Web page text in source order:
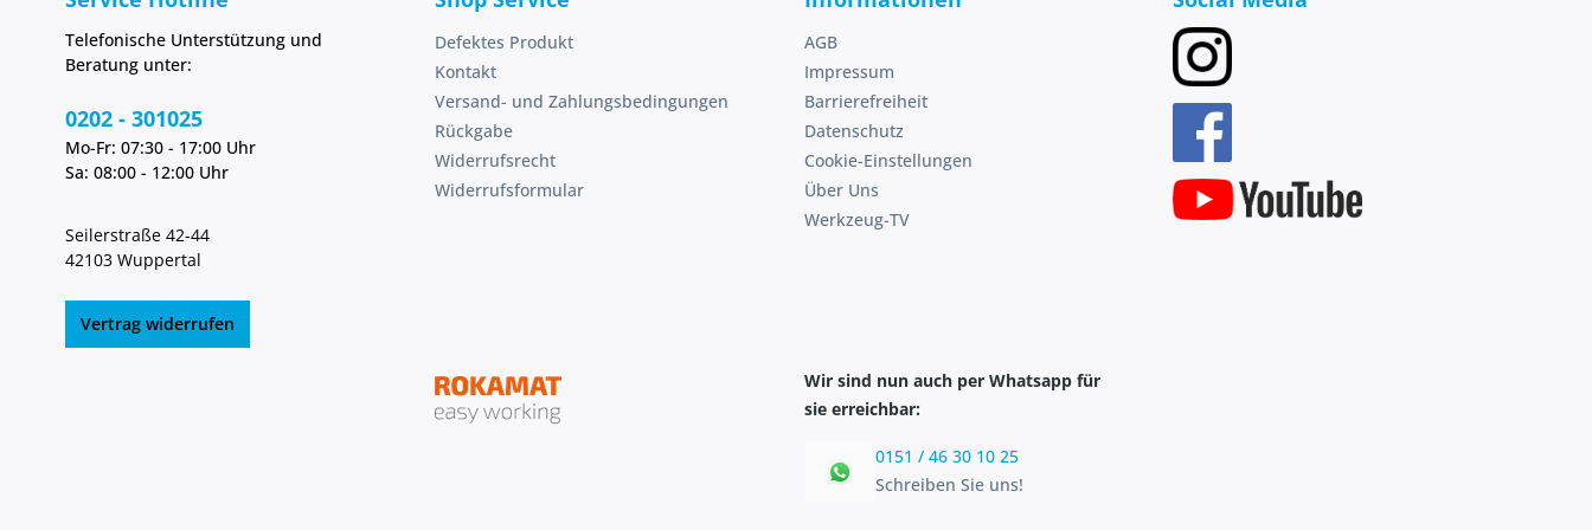
Telefonische Unterstützung und
Beratung unter:
0202 - 301025
Mo-Fr: 07:30 - 17:00 Uhr
Sa: 08:00 - 12:00 Uhr
Seilerstraße 42-44
42103 Wuppertal
Vertrag widerrufen
Defektes Produkt
Kontakt
Versand- und Zahlungsbedingungen
Rückgabe
Widerrufsrecht
Widerrufsformular
AGB
Impressum
Barrierefreiheit
Datenschutz
Cookie-Einstellungen
Über Uns
Werkzeug-TV
Wir sind nun auch per Whatsapp für
sie erreichbar:
0151 / 46 30 10 25
Schreiben Sie uns!